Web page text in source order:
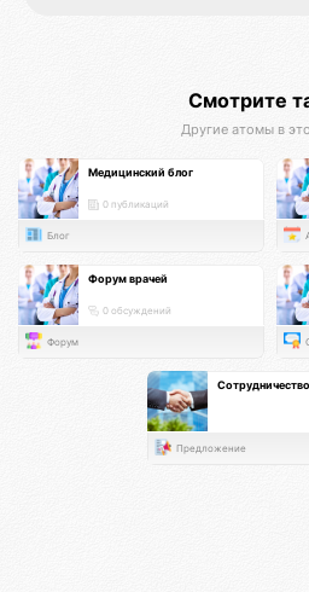
Смотрите
Другие атомы в
Медицинский блог
0 публикаций
Блог
Форум врачей
0 обсуждений
Форум
Сотрудничество
Предложение